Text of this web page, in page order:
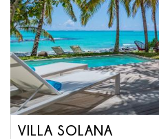
VILLA SOLANA